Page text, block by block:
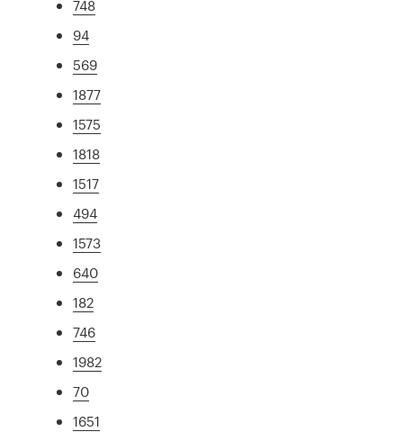
748
94
569
1877
1575
1818
1517
494
1573
640
182
746
1982
70
1651